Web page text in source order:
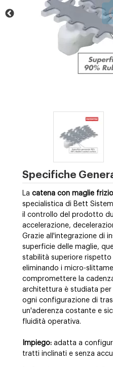
Specifiche
La catena con maglie
specialistica di Bett
il controllo del prodotto
accelerazione,
Grazie all'integrazione di
superficie delle maglie,
stabilità superiore rispetto
eliminando i micro-
compromettere la
architettura è studiata
ogni configurazione di
un'aderenza costante e
fluidità operativa.
Impiego: adatta a
tratti inclinati e senza